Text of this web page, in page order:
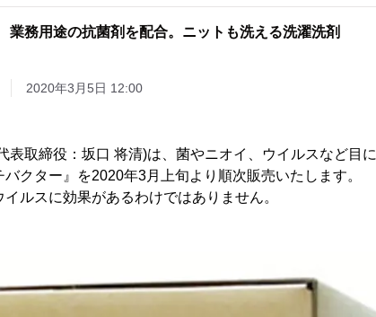
業務用途の抗菌剤を配合。ニットも洗える洗濯洗剤
2020年3月5日 12:00
表取締役：坂口 将清)は、菌やニオイ、ウイルスなど目
クター』を2020年3月上旬より順次販売いたします。
ルスに効果があるわけではありません。